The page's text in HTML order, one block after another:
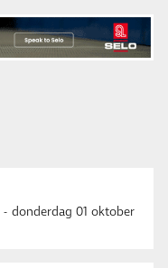
- donderdag 01 oktober